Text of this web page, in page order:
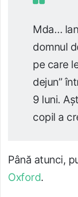
Mda…
domnul
pe care
dejun”
9 luni.
copil a
Până atunci,
Oxford.